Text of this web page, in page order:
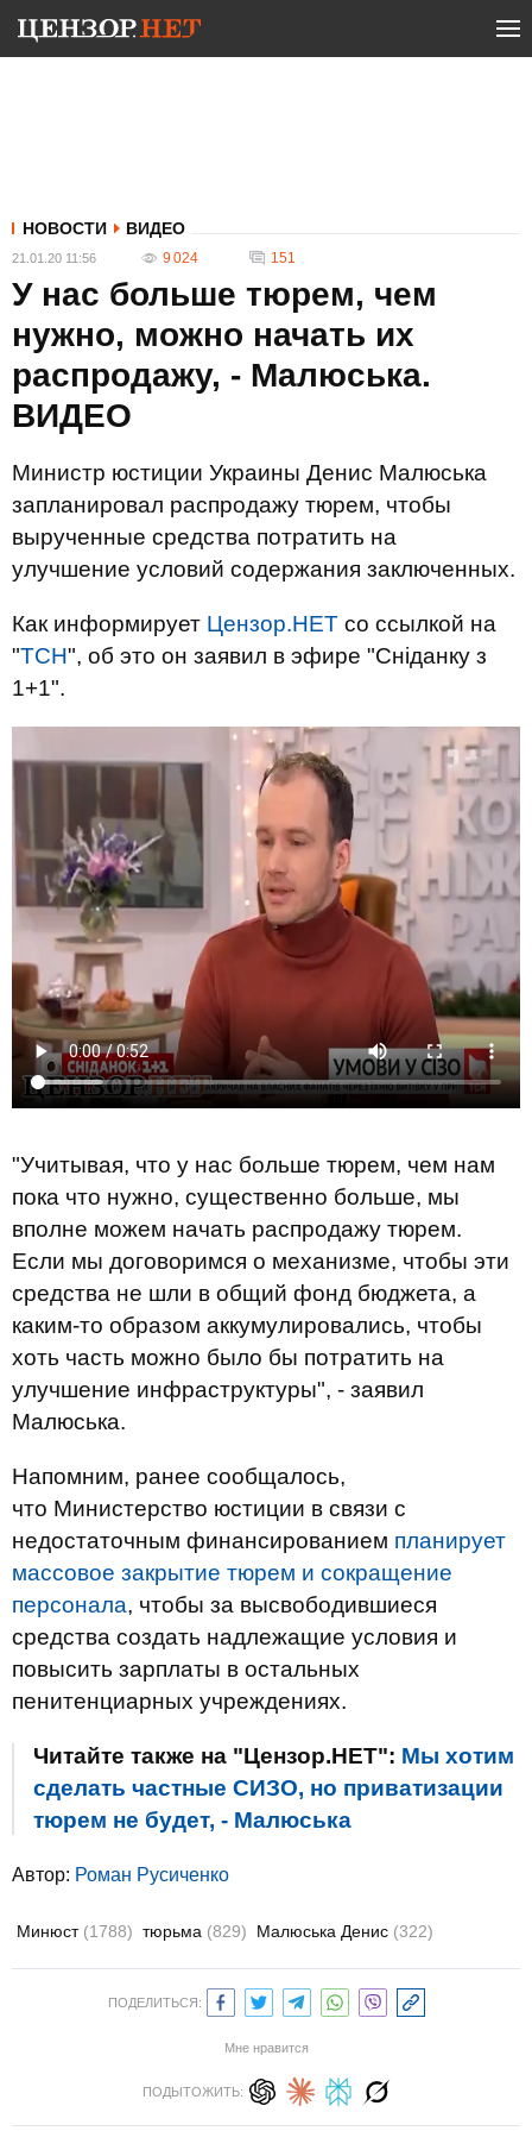
НОВОСТИ ВИДЕО
21.01.20 11:56 9 024 151
У нас больше тюрем, чем
нужно, можно начать их
распродажу, - Малюська.
ВИДЕО
Министр юстиции Украины Денис Малюська
запланировал распродажу тюрем, чтобы
вырученные средства потратить на
улучшение условий содержания заключенных.
Как информирует Цензор.НЕТ со ссылкой на
"ТСН", об это он заявил в эфире "Сніданку з
1+1".
"Учитывая, что у нас больше тюрем, чем нам
пока что нужно, существенно больше, мы
вполне можем начать распродажу тюрем.
Если мы договоримся о механизме, чтобы эти
средства не шли в общий фонд бюджета, а
каким-то образом аккумулировались, чтобы
хоть часть можно было бы потратить на
улучшение инфраструктуры", - заявил
Малюська.
Напомним, ранее сообщалось,
что Министерство юстиции в связи с
недостаточным финансированием планирует
массовое закрытие тюрем и сокращение
персонала, чтобы за высвободившиеся
средства создать надлежащие условия и
повысить зарплаты в остальных
пенитенциарных учреждениях.
Читайте также на "Цензор.НЕТ": Мы хотим
сделать частные СИЗО, но приватизации
тюрем не будет, - Малюська
Автор: Роман Русиченко
Минюст (1788) тюрьма (829) Малюська Денис (322)
ПОДЕЛИТЬСЯ:
Мне нравится
ПОДЫТОЖИТЬ: